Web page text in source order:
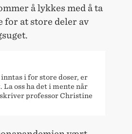
å lykkes med å ta
for at store deler av
i for store doser, er
oss ha det i mente når
professor Christine